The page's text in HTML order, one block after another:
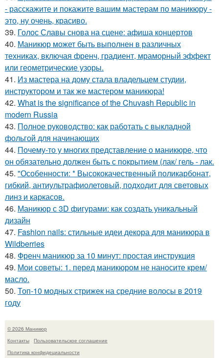
- расскажите и покажите вашим мастерам по маникюру -
это, ну очень, красиво.
39. Голос Славы снова на сцене: афиша концертов
40. Маникюр может быть выполнен в различных
техниках, включая френч, градиент, мраморный эффект
или геометрические узоры.
41. Из мастера на дому стала владельцем студии,
инструктором и так же мастером маникюра!
42. What is the significance of the Chuvash Republic in
modern Russia
43. Полное руководство: как работать с выкладной
фольгой для начинающих
44. Почему-то у многих представление о маникюре, что
он обязательно должен быть с покрытием (лак/ гель - лак.
45. "Особенности: * Высококачественный поликарбонат,
гибкий, антиультрафиолетовый, подходит для световых
линз и каркасов.
46. Маникюр с 3D фигурами: как создать уникальный
дизайн
47. Fashion nails: стильные идеи декора для маникюра в
Wildberries
48. Френч маникюр за 10 минут: простая инструкция
49. Мои советы: 1. перед маникюром не наносите крем/
масло.
50. Топ-10 модных стрижек на средние волосы в 2019
году
© 2026 Маникюр
Контакты
Пользовательское соглашение
Политика конфидециальности